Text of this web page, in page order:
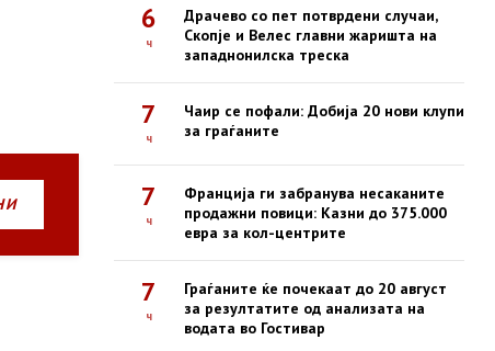
6
ч
Драчево со пет потврдени случаи,
Скопје и Велес главни жаришта на
западнонилска треска
7
ч
Чаир се пофали: Добија 20 нови клупи
за граѓаните
7
ч
Франција ги забранува несаканите
продажни повици: Казни до 375.000
евра за кол-центрите
7
ч
Граѓаните ќе почекаат до 20 август
за резултатите од анализата на
водата во Гостивар